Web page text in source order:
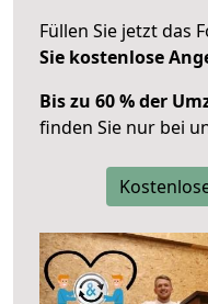
Füllen Sie jetzt das
Sie kostenlose
Bis zu 60 % der
finden Sie nur bei